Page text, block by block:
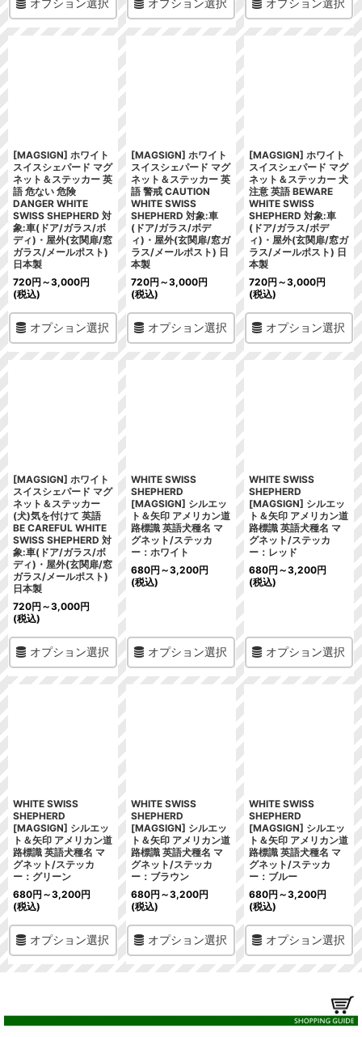
オプション選択 オプション選択 オプション選択
[MAGSIGN] ホワイト
スイスシェパード マグ
ネット＆ステッカー 英
語 危ない 危険
DANGER WHITE
SWISS SHEPHERD 対
象:車(ドア/ガラス/ボ
ディ)・屋外(玄関扉/窓
ガラス/メールポスト)
日本製
720円 ～3,000円
(税込)
オプション選択
[MAGSIGN] ホワイト
スイスシェパード マグ
ネット＆ステッカー 英
語 警戒 CAUTION
WHITE SWISS
SHEPHERD 対象:車
(ドア/ガラス/ボデ
ィ)・屋外(玄関扉/窓ガ
ラス/メールポスト) 日
本製
720円 ～3,000円
(税込)
オプション選択
[MAGSIGN] ホワイト
スイスシェパード マグ
ネット＆ステッカー 犬
注意 英語 BEWARE
WHITE SWISS
SHEPHERD 対象:車
(ドア/ガラス/ボデ
ィ)・屋外(玄関扉/窓ガ
ラス/メールポスト) 日
本製
720円 ～3,000円
(税込)
オプション選択
[MAGSIGN] ホワイト
スイスシェパード マグ
ネット＆ステッカー
(犬)気を付けて 英語
BE CAREFUL WHITE
SWISS SHEPHERD 対
象:車(ドア/ガラス/ボ
ディ)・屋外(玄関扉/窓
ガラス/メールポスト)
日本製
720円 ～3,000円
(税込)
オプション選択
WHITE SWISS
SHEPHERD
[MAGSIGN] シルエッ
ト＆矢印 アメリカン道
路標識 英語犬種名 マ
グネット/ステッカ
ー：ホワイト
680円 ～3,200円
(税込)
オプション選択
WHITE SWISS
SHEPHERD
[MAGSIGN] シルエッ
ト＆矢印 アメリカン道
路標識 英語犬種名 マ
グネット/ステッカ
ー：レッド
680円 ～3,200円
(税込)
オプション選択
WHITE SWISS
SHEPHERD
[MAGSIGN] シルエッ
ト＆矢印 アメリカン道
路標識 英語犬種名 マ
グネット/ステッカ
ー：グリーン
680円 ～3,200円
(税込)
オプション選択
WHITE SWISS
SHEPHERD
[MAGSIGN] シルエッ
ト＆矢印 アメリカン道
路標識 英語犬種名 マ
グネット/ステッカ
ー：ブラウン
680円 ～3,200円
(税込)
オプション選択
WHITE SWISS
SHEPHERD
[MAGSIGN] シルエッ
ト＆矢印 アメリカン道
路標識 英語犬種名 マ
グネット/ステッカ
ー：ブルー
680円 ～3,200円
(税込)
オプション選択